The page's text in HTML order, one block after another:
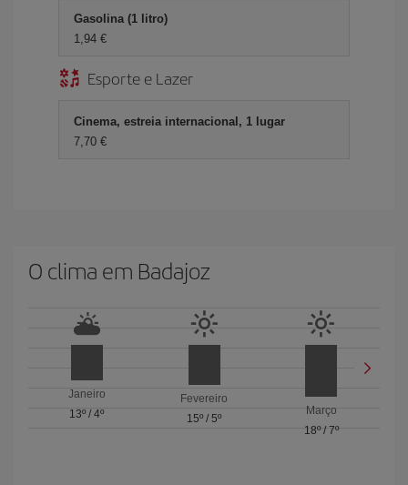
Gasolina (1 litro)
1,94 €
Esporte e Lazer
Cinema, estreia internacional, 1 lugar
7,70 €
O clima em Badajoz
Janeiro
13º /4º
Fevereiro
15º / 5º
Março
18º/ 7º